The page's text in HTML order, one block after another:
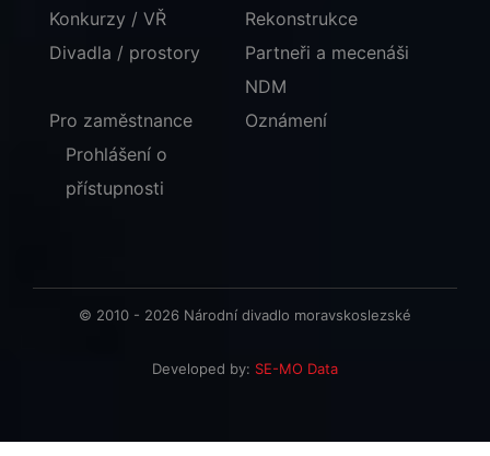
Konkurzy / VŘ
Divadla / prostory
Rekonstrukce
Partneři a mecenáši
NDM
Pro zaměstnance
Oznámení
Prohlášení o
přístupnosti
© 2010 - 2026 Národní divadlo moravskoslezské
Developed by: SE-MO Data